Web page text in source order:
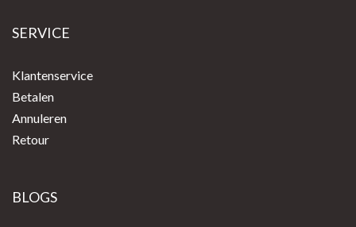
SERVICE
Klantenservice
Betalen
Annuleren
Retour
BLOGS